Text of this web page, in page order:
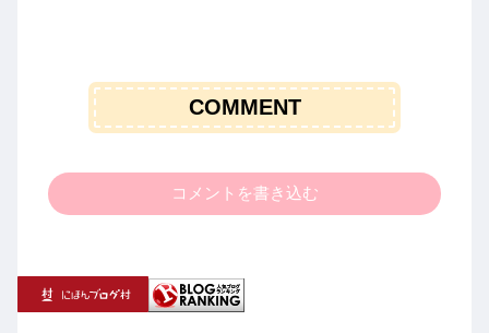
COMMENT
コメントを書き込む